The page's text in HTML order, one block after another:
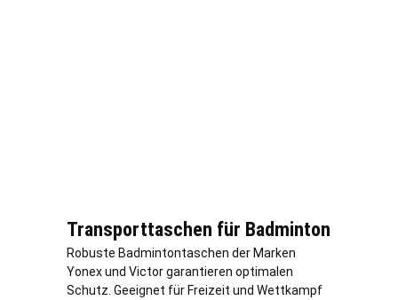
Transporttaschen für Badminton
Robuste Badmintontaschen der Marken
Yonex und Victor garantieren optimalen
Schutz. Geeignet für Freizeit und Wettkampf